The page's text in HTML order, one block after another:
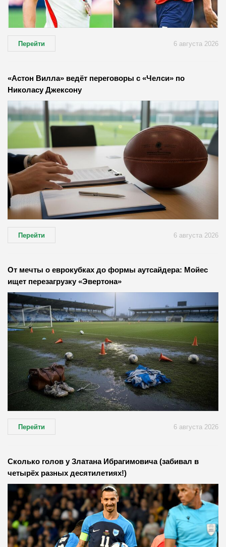
Перейти 6 августа 2026
«Астон Вилла» ведёт переговоры с «Челси» по
Николасу Джексону
Перейти 6 августа 2026
От мечты о еврокубках до формы аутсайдера: Мойес
ищет перезагрузку «Эвертона»
Перейти 6 августа 2026
Сколько голов у Златана Ибрагимовича (забивал в
четырёх разных десятилетиях!)